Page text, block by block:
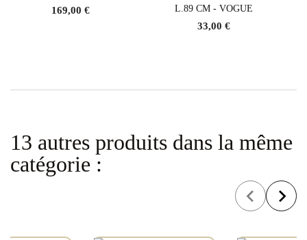
169,00 € L.89 CM - VOGUE
33,00 €
13 autres produits dans la même
catégorie :